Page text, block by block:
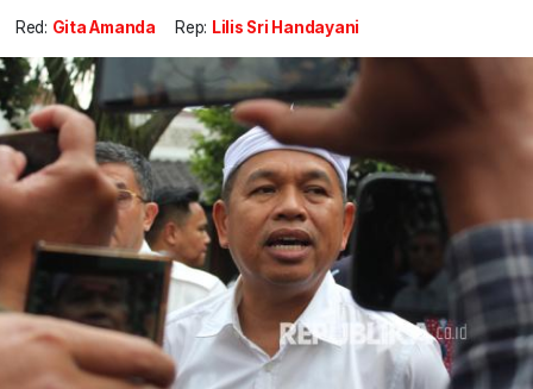
Red: Gita Amanda Rep: Lilis Sri Handayani